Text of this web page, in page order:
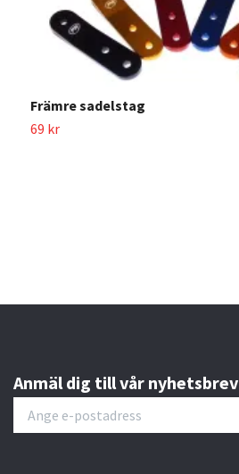
Främre sadelstag
69 kr
Anmäl dig till vår nyhetsbrev